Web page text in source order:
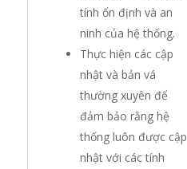
tính ổn định và an
ninh của hệ thống.
Thực hiện các cập
nhật và bản vá
thường xuyên để
đảm bảo rằng hệ
thống luôn được cập
nhật với các tính